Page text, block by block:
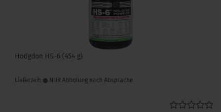
Hodgdon HS-6 (454 g)
Lieferzeit: NUR Abholung nach Absprache